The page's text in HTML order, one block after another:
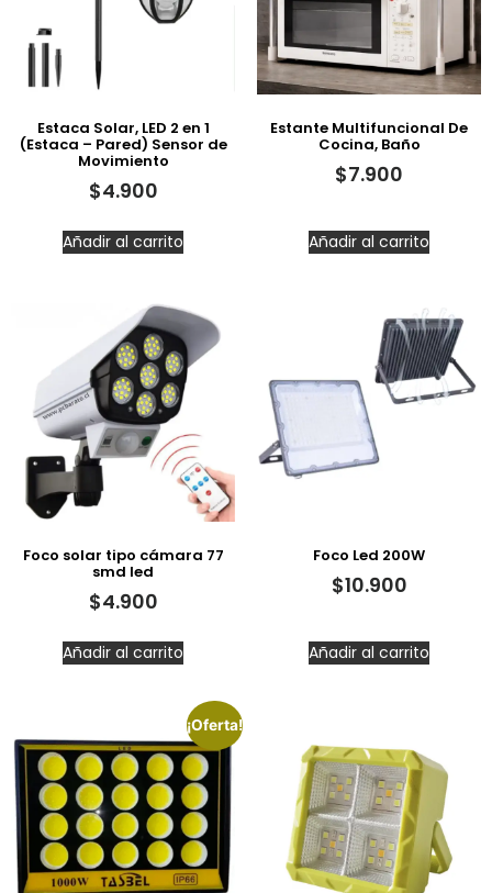
Estaca Solar, LED 2 en 1
(Estaca – Pared) Sensor de
Movimiento
$4.900
Añadir al carrito
Estante Multifuncional De
Cocina, Baño
$7.900
Añadir al carrito
Foco solar tipo cámara 77
smd led
$4.900
Añadir al carrito
Foco Led 200W
$10.900
Añadir al carrito
¡Oferta!